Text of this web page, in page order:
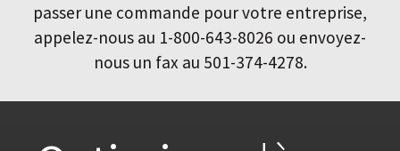
passer une commande pour votre entreprise,
appelez-nous au 1-800-643-8026 ou envoyez-
nous un fax au 501-374-4278.